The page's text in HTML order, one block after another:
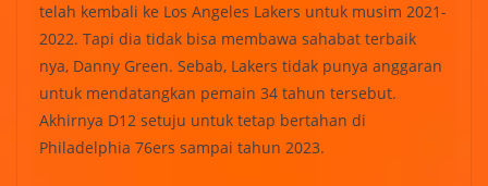
telah kembali ke Los Angeles Lakers untuk musim 2021-
2022. Tapi dia tidak bisa membawa sahabat terbaik
nya, Danny Green. Sebab, Lakers tidak punya anggaran
untuk mendatangkan pemain 34 tahun tersebut.
Akhirnya D12 setuju untuk tetap bertahan di
Philadelphia 76ers sampai tahun 2023.